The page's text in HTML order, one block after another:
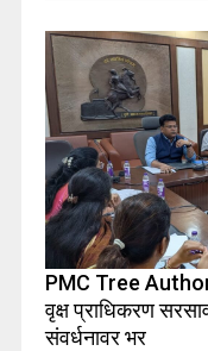
PMC Tree
वृक्ष प्राधिकरण
संवर्धनावर भर